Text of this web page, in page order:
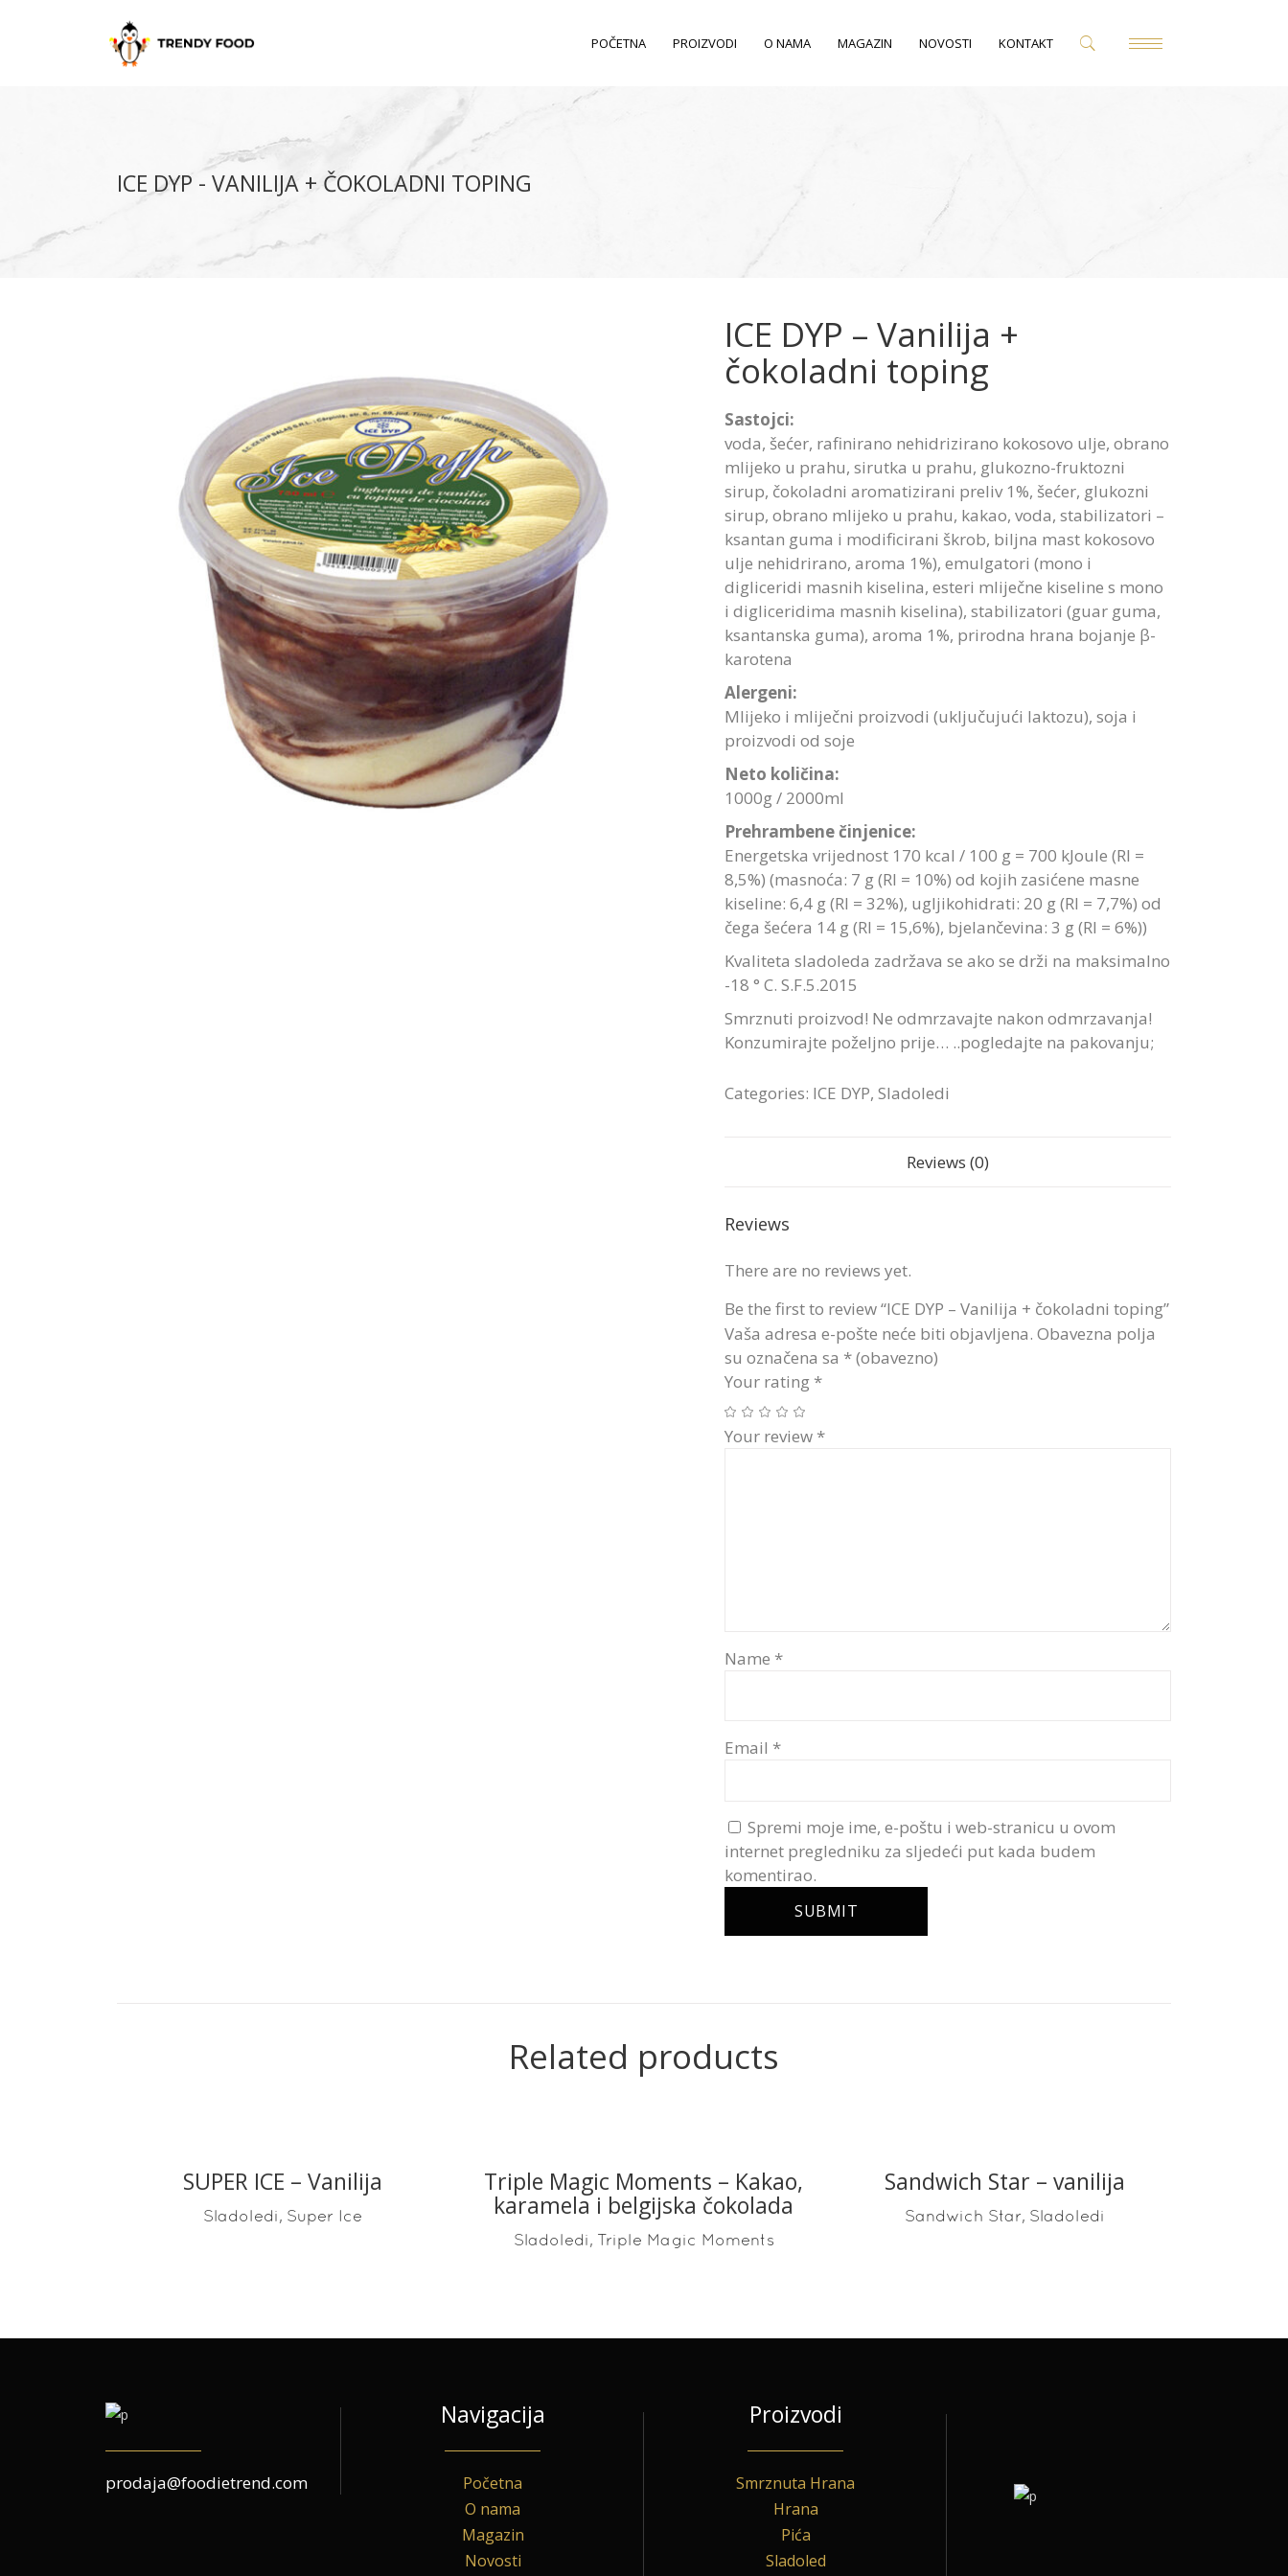
POČETNA PROIZVODI O NAMA MAGAZIN NOVOSTI KONTAKT
ICE DYP - VANILIJA + ČOKOLADNI TOPING
ICE DYP – Vanilija +
čokoladni toping
Sastojci:
voda, šećer, rafinirano nehidrizirano kokosovo ulje, obrano
mlijeko u prahu, sirutka u prahu, glukozno-fruktozni
sirup, čokoladni aromatizirani preliv 1%, šećer, glukozni
sirup, obrano mlijeko u prahu, kakao, voda, stabilizatori –
ksantan guma i modificirani škrob, biljna mast kokosovo
ulje nehidrirano, aroma 1%), emulgatori (mono i
digliceridi masnih kiselina, esteri mliječne kiseline s mono
i digliceridima masnih kiselina), stabilizatori (guar guma,
ksantanska guma), aroma 1%, prirodna hrana bojanje β-
karotena
Alergeni:
Mlijeko i mliječni proizvodi (uključujući laktozu), soja i
proizvodi od soje
Neto količina:
1000g / 2000ml
Prehrambene činjenice:
Energetska vrijednost 170 kcal / 100 g = 700 kJoule (RI =
8,5%) (masnoća: 7 g (RI = 10%) od kojih zasićene masne
kiseline: 6,4 g (RI = 32%), ugljikohidrati: 20 g (RI = 7,7%) od
čega šećera 14 g (RI = 15,6%), bjelančevina: 3 g (RI = 6%))
Kvaliteta sladoleda zadržava se ako se drži na maksimalno
-18 ° C. S.F.5.2015
Smrznuti proizvod! Ne odmrzavajte nakon odmrzavanja!
Konzumirajte poželjno prije… ..pogledajte na pakovanju;
Categories: ICE DYP, Sladoledi
Reviews (0)
Reviews
There are no reviews yet.
Be the first to review “ICE DYP – Vanilija + čokoladni toping”
Vaša adresa e-pošte neće biti objavljena. Obavezna polja
su označena sa * (obavezno)
Your rating *
Your review *
Name *
Email *
Spremi moje ime, e-poštu i web-stranicu u ovom
internet pregledniku za sljedeći put kada budem
komentirao.
Related products
READ MORE
SUPER ICE – Vanilija
Sladoledi, Super Ice
READ MORE
Triple Magic Moments – Kakao,
karamela i belgijska čokolada
Sladoledi, Triple Magic Moments
READ MORE
Sandwich Star – vanilija
Sandwich Star, Sladoledi
prodaja@foodietrend.com
Navigacija
Početna
O nama
Magazin
Novosti
Proizvodi
Smrznuta Hrana
Hrana
Pića
Sladoled